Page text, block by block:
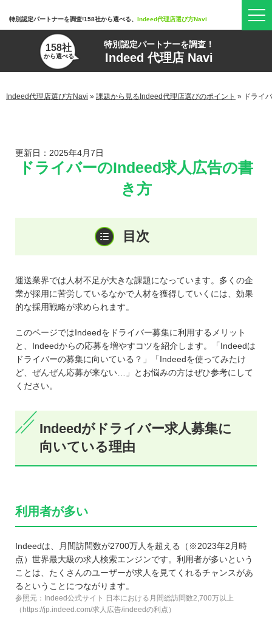
特別認定パートナーを調査!158社から選べる、 Indeed代理店選び方Navi
158社
から選べる
特別認定パートナーを調査！
Indeed 代理店 Navi
Indeed代理店選び方Navi » 課題から見るIndeed代理店選びのポイント » ドライ
更新日：2025年4月7日
ドライバーのIndeed求人広告の書
き方
運送業界では人材不足が大きな課題になっています。多くの企
業が採用に苦労しているなかで人材を獲得していくには、効果
的な採用戦略が求められます。
このページではIndeedをドライバー募集に利用するメリット
と、Indeedからの応募を増やすコツを紹介します。「Indeedは
ドライバーの募集に向いている？」「Indeedを使ってみたけ
ど、ぜんぜん応募が来ない…」とお悩みの方はぜひ参考にして
ください。
Indeedがドライバー求人募集に
向いている理由
利用者が多い
Indeedは、月間訪問数が2700万人を超える（※2023年2月時
点）世界最大級の求人検索エンジンです。利用者が多いという
ことは、たくさんのユーザーが求人を見てくれるチャンスがあ
るということにつながります。
参照元：Indeed公式サイト 日本における月間総訪問数2,700万以上
（https://jp.indeed.com/求人広告/indeedの利点）